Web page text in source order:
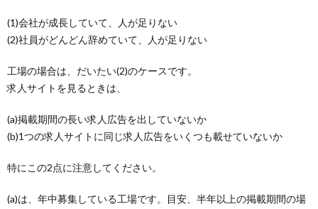
(1)会社が成長していて、人が足りない
(2)社員がどんどん辞めていて、人が足りない
工場の場合は、だいたい(2)のケースです。
求人サイトを見るときは、
(a)掲載期間の長い求人広告を出していないか
(b)1つの求人サイトに同じ求人広告をいくつも載せていないか
特にこの2点に注意してください。
(a)は、年中募集している工場です。目安、半年以上の掲載期間の場